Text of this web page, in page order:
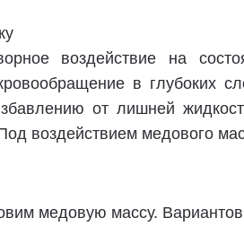
воздействие на
в глубоких
от лишней
воздействием медового
медовую массу.